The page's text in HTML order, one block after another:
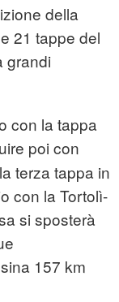
della
21 tappe del
grandi
con la tappa
poi con
terza tappa in
con la Tortolì-
si sposterà
157 km